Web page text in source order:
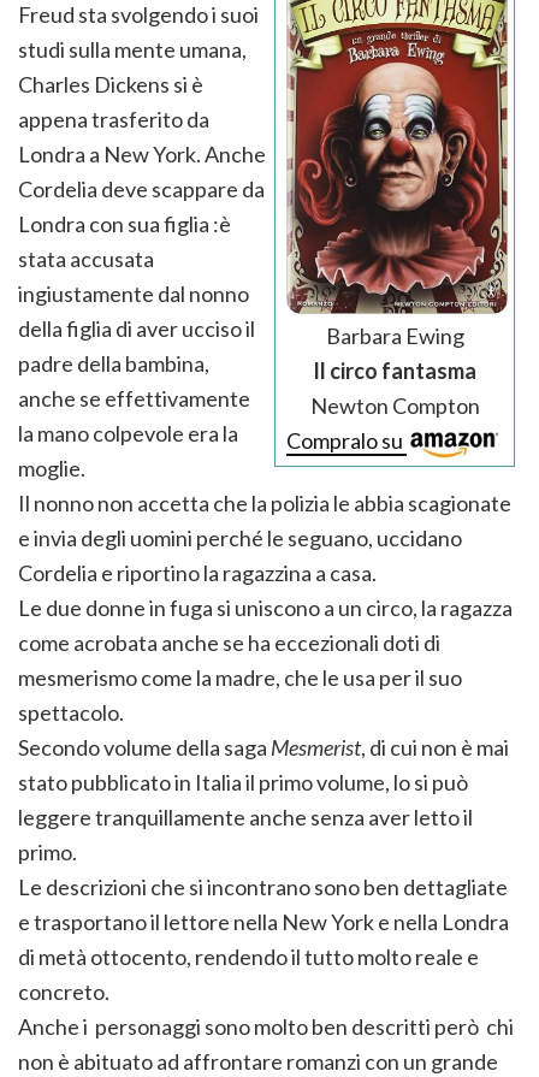
Barbara Ewing
Il circo fantasma
Newton Compton
Compralo su
Freud sta svolgendo i suoi
studi sulla mente umana,
Charles Dickens si è
appena trasferito da
Londra a New York. Anche
Cordelia deve scappare da
Londra con sua figlia :è
stata accusata
ingiustamente dal nonno
della figlia di aver ucciso il
padre della bambina,
anche se effettivamente
la mano colpevole era la
moglie.
Il nonno non accetta che la polizia le abbia scagionate
e invia degli uomini perché le seguano, uccidano
Cordelia e riportino la ragazzina a casa.
Le due donne in fuga si uniscono a un circo, la ragazza
come acrobata anche se ha eccezionali doti di
mesmerismo come la madre, che le usa per il suo
spettacolo.
Secondo volume della saga Mesmerist, di cui non è mai
stato pubblicato in Italia il primo volume, lo si può
leggere tranquillamente anche senza aver letto il
primo.
Le descrizioni che si incontrano sono ben dettagliate
e trasportano il lettore nella New York e nella Londra
di metà ottocento, rendendo il tutto molto reale e
concreto.
Anche i personaggi sono molto ben descritti però chi
non è abituato ad affrontare romanzi con un grande